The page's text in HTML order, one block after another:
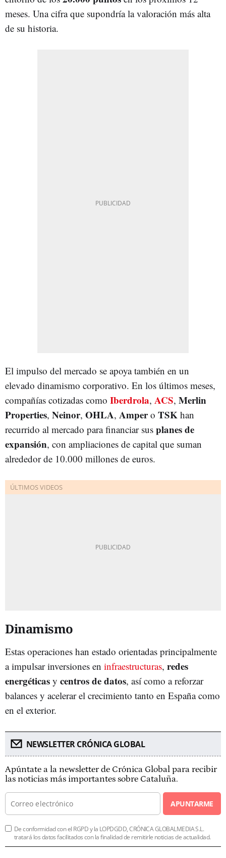
meses. Una cifra que supondría la valoración más alta
de su historia.
El impulso del mercado se apoya también en un
elevado dinamismo corporativo. En los últimos meses,
compañías cotizadas como Iberdrola, ACS, Merlin
Properties, Neinor, OHLA, Ampero TSK han
recurrido al mercado para financiar sus planes de
expansión, con ampliaciones de capital que suman
alrededor de 10.000 millones de euros.
Dinamismo
Estas operaciones han estado orientadas principalmente
a impulsar inversiones en infraestructuras, redes
energéticas y centros de datos, así como a reforzar
balances y acelerar el crecimiento tanto en España como
en el exterior.
NEWSLETTER CRÓNICA GLOBAL
Apúntate a la newsletter de Crónica Global para recibir
las noticias más importantes sobre Cataluña.
APUNTARME
De conformidad con el RGPD y la LOPDGDD, CRÓNICA GLOBALMEDIA S.L.
tratará los datos facilitados con la finalidad de remitirle noticias de actualidad.